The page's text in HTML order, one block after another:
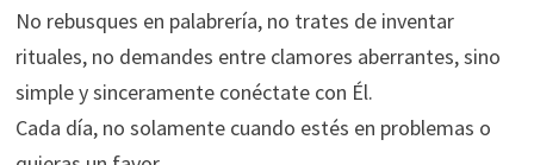
No rebusques en palabrería, no trates de inventar
rituales, no demandes entre clamores aberrantes, sino
simple y sinceramente conéctate con Él.
Cada día, no solamente cuando estés en problemas o